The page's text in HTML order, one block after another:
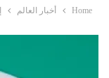
Home أخبار العالم